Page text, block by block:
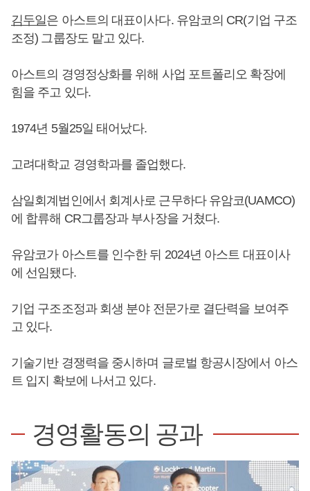
김두일은 아스트의 대표이사다. 유암코의 CR(기업 구조
조정) 그룹장도 맡고 있다.
아스트의 경영정상화를 위해 사업 포트폴리오 확장에
힘을 주고 있다.
1974년 5월25일 태어났다.
고려대학교 경영학과를 졸업했다.
삼일회계법인에서 회계사로 근무하다 유암코(UAMCO)
에 합류해 CR그룹장과 부사장을 거쳤다.
유암코가 아스트를 인수한 뒤 2024년 아스트 대표이사
에 선임됐다.
기업 구조조정과 회생 분야 전문가로 결단력을 보여주
고 있다.
기술기반 경쟁력을 중시하며 글로벌 항공시장에서 아스
트 입지 확보에 나서고 있다.
경영활동의 공과